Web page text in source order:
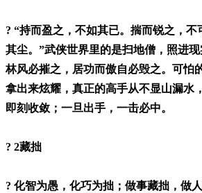
? “持而盈之，不如其已。揣而锐之，不
其尘。”武侠世界里的是扫地僧，照进
林风必摧之，居功而傲自必毁之。可怕
拿出来炫耀，真正的高手从不显山漏水
即刻收敛；一旦出手，一击必中。
? 2藏拙
? 化智为愚，化巧为拙；做事藏拙，做